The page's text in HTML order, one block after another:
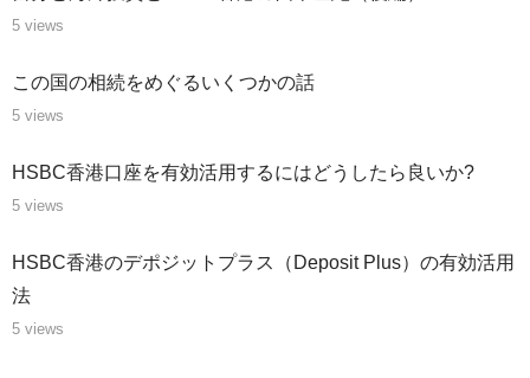
5 views
この国の相続をめぐるいくつかの話
5 views
HSBC香港口座を有効活用するにはどうしたら良いか?
5 views
HSBC香港のデポジットプラス（Deposit Plus）の有効活用
法
5 views